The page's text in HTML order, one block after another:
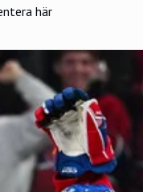
här